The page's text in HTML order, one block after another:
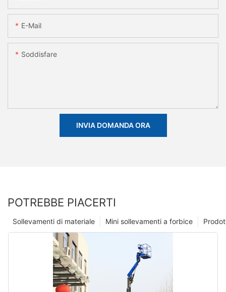
E-Mail
Soddisfare
INVIA DOMANDA ORA
POTREBBE PIACERTI
Mini sollevamenti a forbice
Sollevamenti di materiale